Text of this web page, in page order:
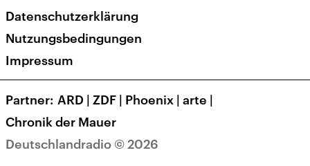
Veranstaltungen
Presse
Karriere
Transparenz
Deutschlandradio © 2026
Datenschutzerklärung
Nutzungsbedingungen
Impressum
Partner ARD | ZDF | Phoenix | arte |
Chronik der Mauer